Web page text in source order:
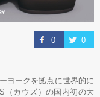
0 0
ヨークを拠点に世界的に
（カウズ）の国内初の大